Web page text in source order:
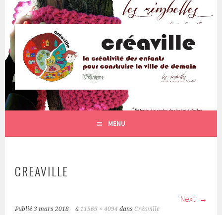
Aller
au
contenu
principal
MENU
CREAVILLE
Next
Publié3 mars 2018 à 11969 × 4094 dansCréaville